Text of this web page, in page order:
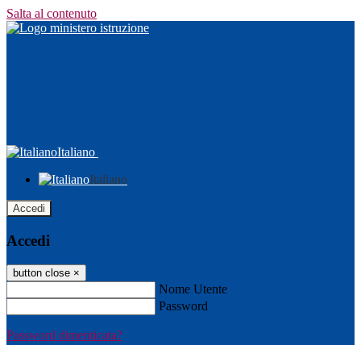
Salta al contenuto
Italiano
Italiano
Accedi
Accedi
button close ×
Nome Utente
Password
Password dimenticata?